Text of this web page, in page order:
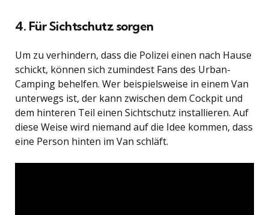
4. Für Sichtschutz sorgen
Um zu verhindern, dass die Polizei einen nach Hause
schickt, können sich zumindest Fans des Urban-
Camping behelfen. Wer beispielsweise in einem Van
unterwegs ist, der kann zwischen dem Cockpit und
dem hinteren Teil einen Sichtschutz installieren. Auf
diese Weise wird niemand auf die Idee kommen, dass
eine Person hinten im Van schläft.